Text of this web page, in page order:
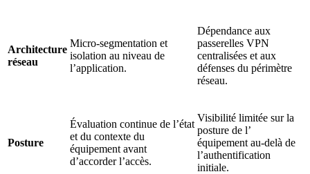
Architecture
réseau
Micro-segmentation et
isolation au niveau de
l’application.
Dépendance aux
passerelles VPN
centralisées et aux
défenses du périmètre
réseau.
Posture
Évaluation continue de l’état
et du contexte du
équipement avant
d’accorder l’accès.
Visibilité limitée sur la
posture de l’
équipement au-delà de
l’authentification
initiale.